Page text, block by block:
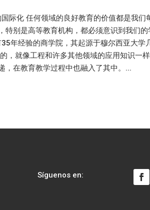
际化 任何领域的良好教育的价值都是我
特别是高等教育机构，都必须意识到我们
年经验的商学院，其起源于穆尔西亚大
，就像工程和许多其他领域的应用知识一
，在教育教学过程中也融入了其中。...
Síguenos en: